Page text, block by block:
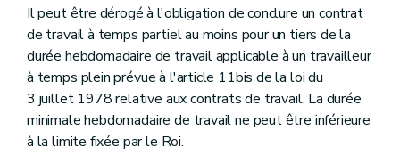
Il peut être dérogé à l'obligation de conclure un contrat
de travail à temps partiel au moins pour un tiers de la
durée hebdomadaire de travail applicable à un travailleur
à temps plein prévue à l'article 11bis de la loi du
3 juillet 1978 relative aux contrats de travail. La durée
minimale hebdomadaire de travail ne peut être inférieure
à la limite fixée par le Roi.